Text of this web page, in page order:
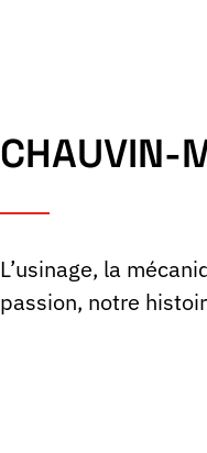
CHAUVIN-
L’usinage, la
passion, notre